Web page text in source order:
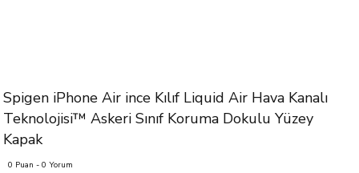
Spigen iPhone Air ince Kılıf Liquid Air Hava Kanalı
Teknolojisi™ Askeri Sınıf Koruma Dokulu Yüzey
Kapak
0 Puan - 0 Yorum